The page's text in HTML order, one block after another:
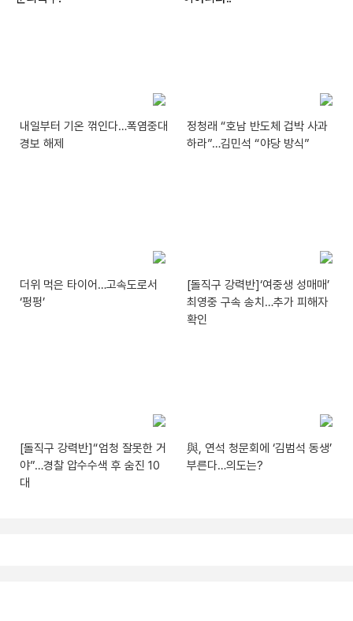
내일부터 기온 꺾인다…폭염중대
경보 해제
정청래 “호남 반도체 겁박 사과
하라”…김민석 “야당 방식”
더위 먹은 타이어…고속도로서
‘펑펑’
[돌직구 강력반]‘여중생 성매매’
최영중 구속 송치…추가 피해자
확인
[돌직구 강력반]“엄청 잘못한 거
야”…경찰 압수수색 후 숨진 10
대
與, 연석 청문회에 ‘김범석 동생’
부른다…의도는?